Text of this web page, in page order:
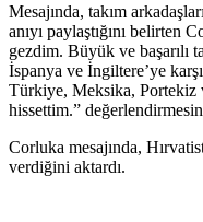
Mesajında, takım
anıyı paylaştığını belirten
gezdim. Büyük ve başarılı
İspanya ve İngiltere’ye
Türkiye, Meksika, Portekiz
hissettim.”
Corluka mesajında,
verdiğini aktardı.